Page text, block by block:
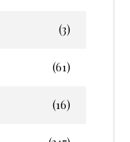
(3)
(61)
(16)